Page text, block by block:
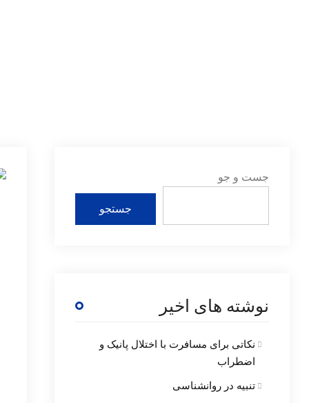
جست و جو
جستجو
نوشته های اخیر
نکاتی برای مسافرت با اختلال پانیک و
اضطراب
تنبیه در روانشناسی